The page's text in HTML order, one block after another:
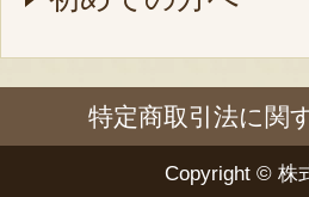
特定商取引法に関
Copyright © 株